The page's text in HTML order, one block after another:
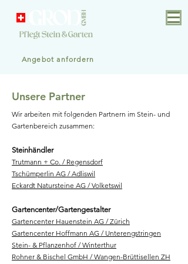
Angebot anfordern
Unsere Partner
Wir arbeiten mit folgenden Partnern im Stein- und
Gartenbereich zusammen:
Steinhändler
Trutmann + Co. / Regensdorf
Tschümperlin AG / Adliswil
Eckardt Natursteine AG / Volketswil
Gartencenter/Gartengestalter
Gartencenter Hauenstein AG / Zürich
Gartencenter Hoffmann AG / Unterengstringen
Stein- & Pflanzenhof / Winterthur
Rohner & Bischel GmbH / Wangen-Brüttisellen ZH